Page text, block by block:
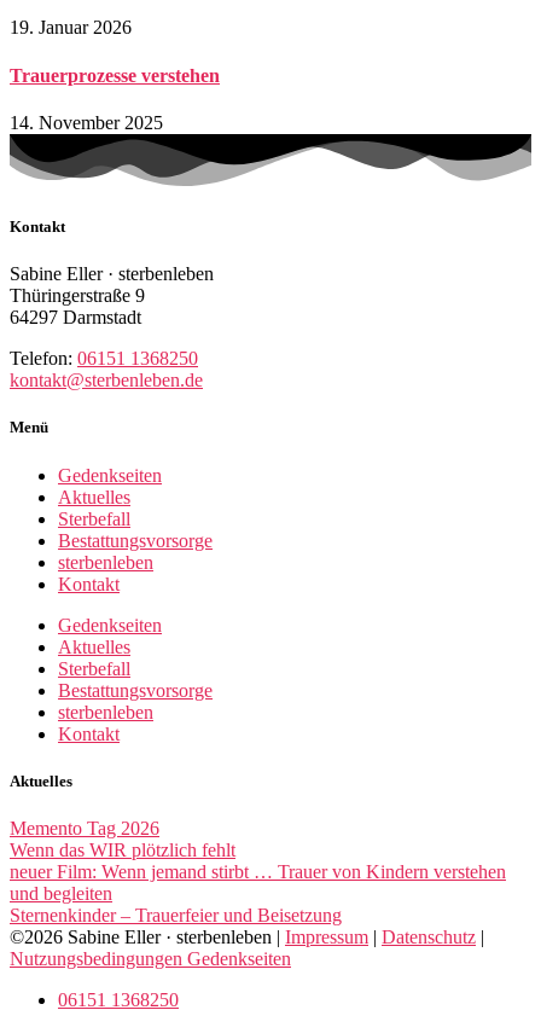
19. Januar 2026
Trauerprozesse verstehen
14. November 2025
Kontakt
Sabine Eller · sterbenleben
Thüringerstraße 9
64297 Darmstadt
Telefon: 06151 1368250
kontakt@sterbenleben.de
Menü
Gedenkseiten
Aktuelles
Sterbefall
Bestattungsvorsorge
sterbenleben
Kontakt
Gedenkseiten
Aktuelles
Sterbefall
Bestattungsvorsorge
sterbenleben
Kontakt
Aktuelles
Memento Tag 2026
Wenn das WIR plötzlich fehlt
neuer Film: Wenn jemand stirbt … Trauer von Kindern verstehen
und begleiten
Sternenkinder – Trauerfeier und Beisetzung
©2026 Sabine Eller · sterbenleben | Impressum | Datenschutz |
Nutzungsbedingungen Gedenkseiten
06151 1368250